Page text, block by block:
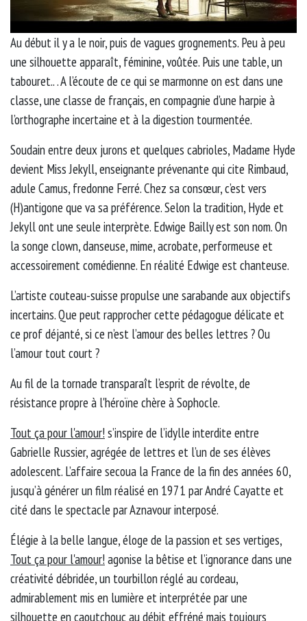
Au début il y a le noir, puis de vagues grognements. Peu à peu
une silhouette apparaît, féminine, voûtée. Puis une table, un
tabouret.. . A l’écoute de ce qui se marmonne on est dans une
classe, une classe de français, en compagnie d’une harpie à
l’orthographe incertaine et à la digestion tourmentée.
Soudain entre deux jurons et quelques cabrioles, Madame Hyde
devient Miss Jekyll, enseignante prévenante qui cite Rimbaud,
adule Camus, fredonne Ferré. Chez sa consœur, c’est vers
(H)antigone que va sa préférence. Selon la tradition, Hyde et
Jekyll ont une seule interprète. Edwige Bailly est son nom. On
la songe clown, danseuse, mime, acrobate, performeuse et
accessoirement comédienne. En réalité Edwige est chanteuse.
L’artiste couteau-suisse propulse une sarabande aux objectifs
incertains. Que peut rapprocher cette pédagogue délicate et
ce prof déjanté, si ce n’est l’amour des belles lettres ? Ou
l’amour tout court ?
Au fil de la tornade transparaît l’esprit de révolte, de
résistance propre à l'héroïne chère à Sophocle.
Tout ça pour l'amour!s’inspire de l’idylle interdite entre
Gabrielle Russier, agrégée de lettres et l’un de ses élèves
adolescent. L’affaire secoua la France de la fin des années 60,
jusqu’à générer un film réalisé en 1971 par André Cayatte et
cité dans le spectacle par Aznavour interposé.
Élégie à la belle langue, éloge de la passion et ses vertiges,
Tout ça pour l'amour!agonise la bêtise et l’ignorance dans une
créativité débridée, un tourbillon réglé au cordeau,
admirablement mis en lumière et interprétée par une
silhouette en caoutchouc au débit effréné mais toujours